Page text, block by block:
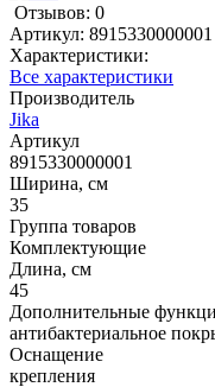
Отзывов: 0
Артикул: 8915330000001
Характеристики:
Все характеристики
Производитель
Jika
Артикул
8915330000001
Ширина, см
35
Группа товаров
Комплектующие
Длина, см
45
Дополнительные
антибактериальное
Оснащение
крепления